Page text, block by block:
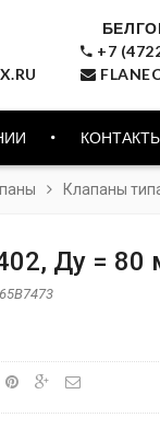
+7
Клапаны
Ду = 80